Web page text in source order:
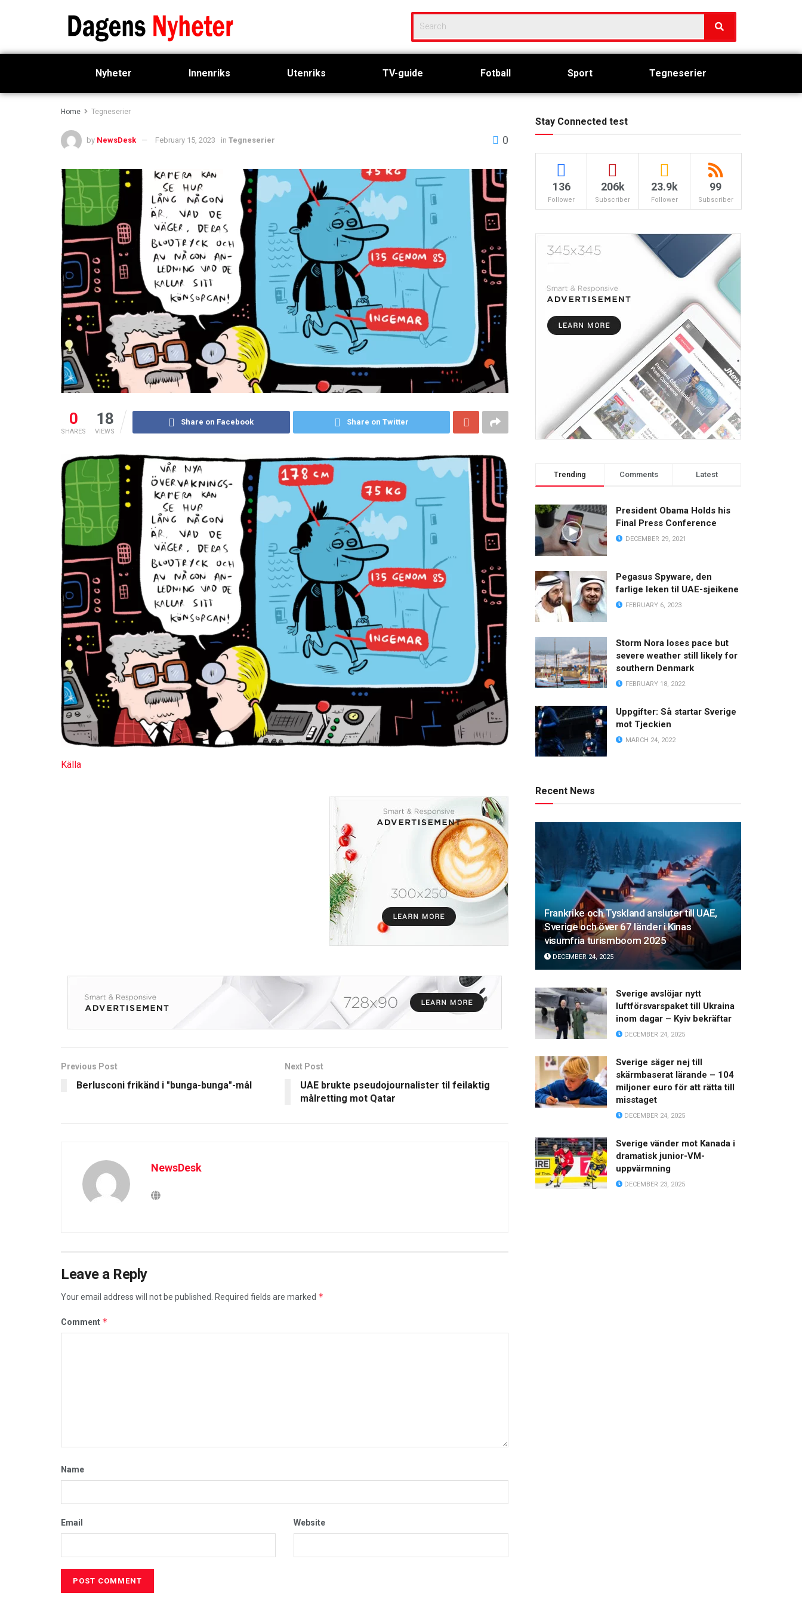
Nyheter Innenriks Utenriks TV-guide Fotball Sport Tegneserier
Home Tegneserier
by NewsDesk February 15, 2023 in Tegneserier 0
0
SHARES
18
VIEWS
Share on Facebook Share on Twitter
Källa
Previous Post
Berlusconi frikänd i "bunga-bunga"-mål
Next Post
UAE brukte pseudojournalister til feilaktig
målretting mot Qatar
NewsDesk
Leave a Reply
Your email address will not be published. Required fields are marked *
Comment *
Name
Email Website
Stay Connected test
136
Follower
206k
Subscriber
23.9k
Follower
99
Subscriber
Trending Comments Latest
President Obama Holds his
Final Press Conference
DECEMBER 29, 2021
Pegasus Spyware, den
farlige leken til UAE-sjeikene
FEBRUARY 6, 2023
Storm Nora loses pace but
severe weather still likely for
southern Denmark
FEBRUARY 18, 2022
Uppgifter: Så startar Sverige
mot Tjeckien
MARCH 24, 2022
Recent News
Frankrike och Tyskland ansluter till UAE,
Sverige och över 67 länder i Kinas
visumfria turismboom 2025
DECEMBER 24, 2025
Sverige avslöjar nytt
luftförsvarspaket till Ukraina
inom dagar – Kyiv bekräftar
DECEMBER 24, 2025
Sverige säger nej till
skärmbaserat lärande – 104
miljoner euro för att rätta till
misstaget
DECEMBER 24, 2025
Sverige vänder mot Kanada i
dramatisk junior-VM-
uppvärmning
DECEMBER 23, 2025